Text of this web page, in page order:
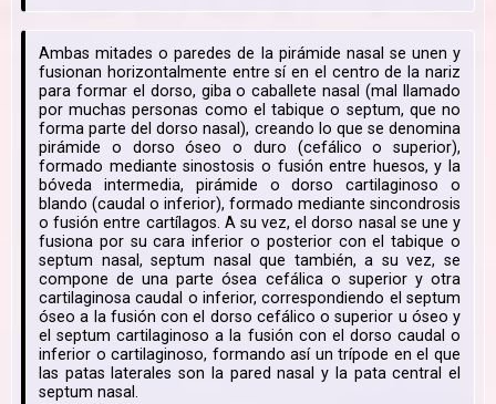
Ambas mitades o paredes de la pirámide nasal se unen y
fusionan horizontalmente entre sí en el centro de la nariz
para formar el dorso, giba o caballete nasal (mal llamado
por muchas personas como el tabique o septum, que no
forma parte del dorso nasal), creando lo que se denomina
pirámide o dorso óseo o duro (cefálico o superior),
formado mediante sinostosis o fusión entre huesos, y la
bóveda intermedia, pirámide o dorso cartilaginoso o
blando (caudal o inferior), formado mediante sincondrosis
o fusión entre cartílagos. A su vez, el dorso nasal se une y
fusiona por su cara inferior o posterior con el tabique o
septum nasal, septum nasal que también, a su vez, se
compone de una parte ósea cefálica o superior y otra
cartilaginosa caudal o inferior, correspondiendo el septum
óseo a la fusión con el dorso cefálico o superior u óseo y
el septum cartilaginoso a la fusión con el dorso caudal o
inferior o cartilaginoso, formando así un trípode en el que
las patas laterales son la pared nasal y la pata central el
septum nasal.